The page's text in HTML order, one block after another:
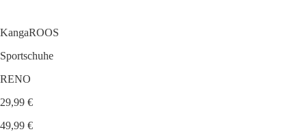
KangaROOS
Sportschuhe
RENO
29,99 €
49,99 €